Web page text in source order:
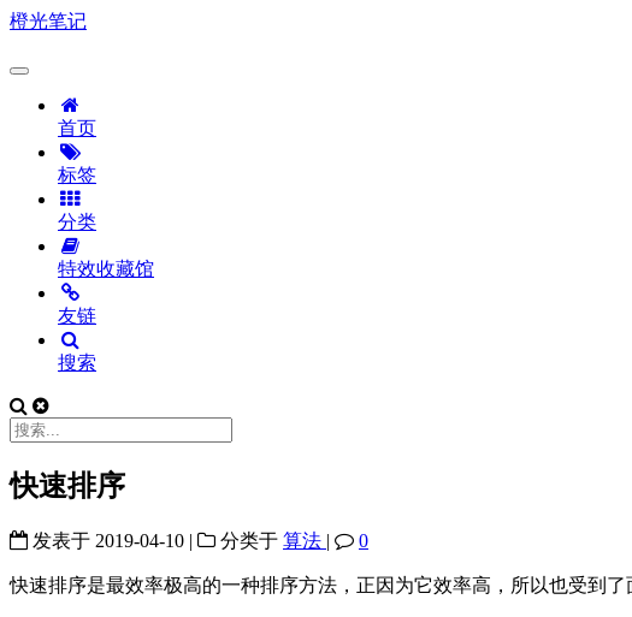
橙光笔记
首页
标签
分类
特效收藏馆
友链
搜索
快速排序
发表于 2019-04-10 | 分类于 算法 | 0
快速排序是最效率极高的一种排序方法，正因为它效率高，所以也受到